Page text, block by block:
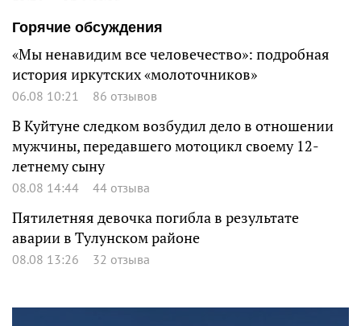
Горячие обсуждения
«Мы ненавидим все человечество»: подробная
история иркутских «молоточников»
06.08 10:21 86 отзывов
В Куйтуне следком возбудил дело в отношении
мужчины, передавшего мотоцикл своему 12-
летнему сыну
08.08 14:44 44 отзыва
Пятилетняя девочка погибла в результате
аварии в Тулунском районе
08.08 13:26 32 отзыва